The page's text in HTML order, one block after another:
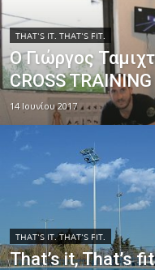
THAT'S IT. THAT'S FIT.
O Γιώργος
CROSS TRAINING
14 Ιουνίου 2017
THAT'S IT. THAT'S FIT.
That’s it, That’s